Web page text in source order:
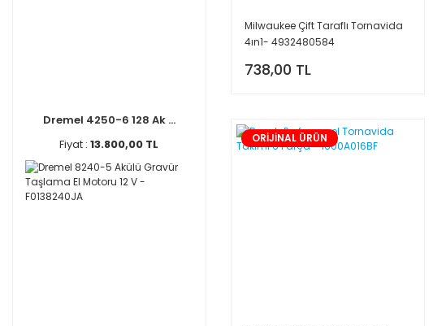
Dremel 4250-6 128 Ak ...
Fiyat :13.800,00 TL
Milwaukee Çift Taraflı Tornavida
4ın1- 4932480584
738,00 TL
ORİJİNAL ÜRÜN